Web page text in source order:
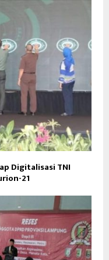
Digitalisasi TNI
21